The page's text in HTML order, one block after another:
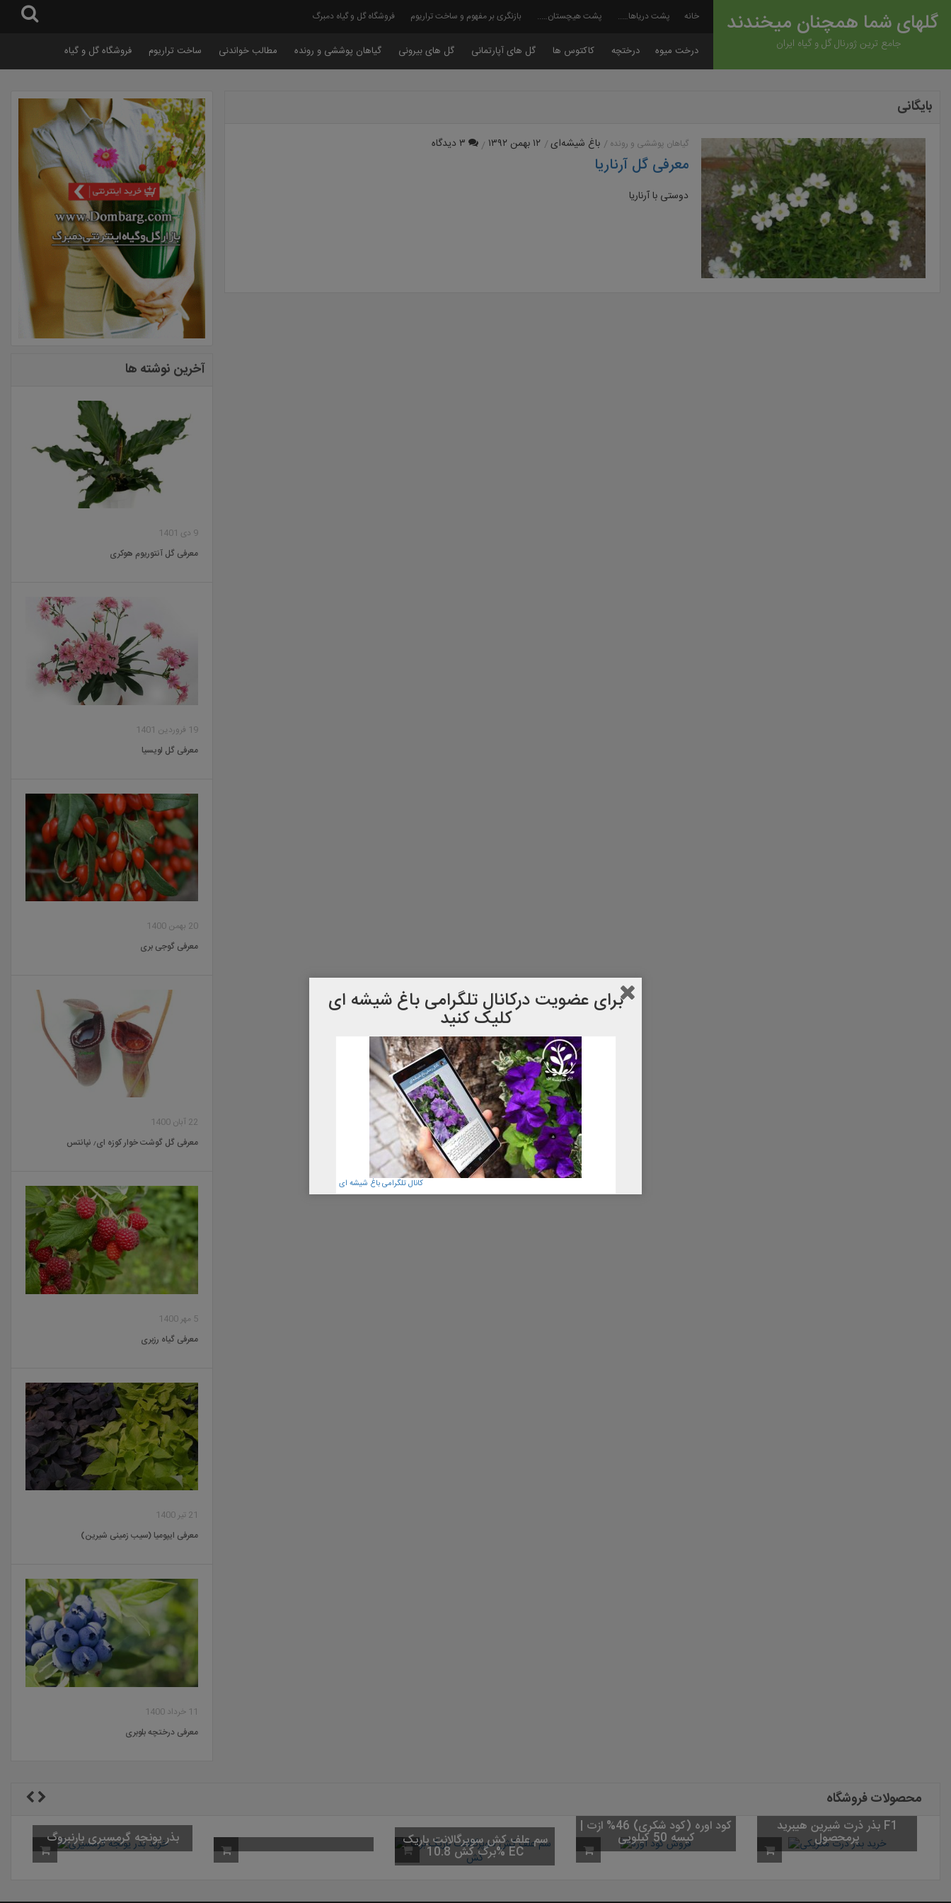
گلهای شما همچنان میخندند
جامع ترین ژورنال گل و گیاه ایران
خانه پشت دریاها….. پشت هیچستان….. بازنگری بر مفهوم و ساخت تراریوم فروشگاه گل و گیاه دمبرگ
درخت میوه درختچه کاکتوس ها گل های آپارتمانی گل های بیرونی گیاهان پوششی و رونده مطالب خواندنی ساخت تراریوم فروشگاه گل و گیاه
بایگانی
گیاهان پوششی و رونده باغ شیشه‌ای ۱۲ بهمن ۱۳۹۲ ۳ دیدگاه
معرفی گل آرناریا
دوستی با آرناریا
آخرین نوشته ها
9 دی 1401
معرفی گل آنتوریوم هوکری
19 فروردین 1401
معرفی گل لویسیا
20 بهمن 1400
معرفی گوجی بری
22 آبان 1400
معرفی گل گوشت خوار کوزه ای٫ نپانتس
5 مهر 1400
معرفی گیاه رزبری
21 تیر 1400
معرفی ایپومیا (سیب زمینی شیرین)
11 خرداد 1400
معرفی درختچه بلوبری
محصولات فروشگاه
سم علف کش سوپرگالانت باریک
برگ کش 10.8% EC
کود اوره (کود شکری) 46% ازت |
کیسه 50 کیلویی
بذر ذرت شیرین هیبرید F1
پرمحصول بذر چمن واترسیور
برای عضویت دركانال تلگرامی باغ شیشه ای
کلیک کنید
کانال تلگرامی باغ شیشه ای